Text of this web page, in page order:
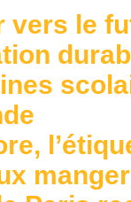
vers le